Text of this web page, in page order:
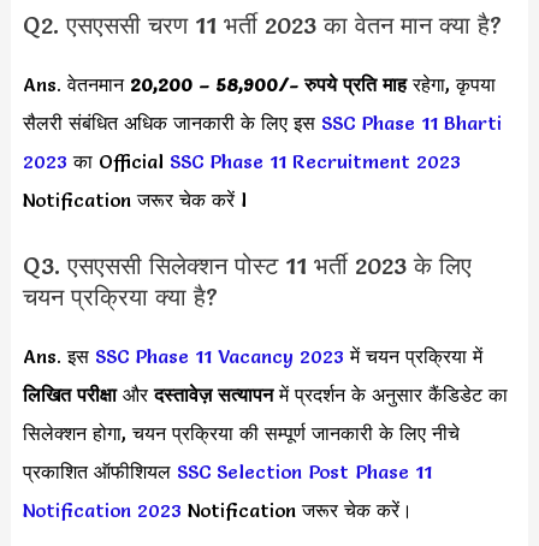
Q2. एसएससी चरण 11 भर्ती 2023 का वेतन मान क्या है?
Ans. वेतनमान 20,200 – 58,900/- रुपये प्रति माहरहेगा, कृपया
सैलरी संबंधित अधिक जानकारी के लिए इस SSC Phase 11 Bharti
2023 का Official SSC Phase 11 Recruitment 2023
Notification जरूर चेक करें l
Q3. एसएससी सिलेक्शन पोस्ट 11 भर्ती 2023 के लिए
चयन प्रक्रिया क्या है?
Ans. इस SSC Phase 11 Vacancy 2023 में चयन प्रक्रिया में
लिखित परीक्षाऔरदस्तावेज़ सत्यापन में प्रदर्शन के अनुसार कैंडिडेट का
सिलेक्शन होगा, चयन प्रक्रिया की सम्पूर्ण जानकारी के लिए नीचे
प्रकाशित ऑफीशियल SSC Selection Post Phase 11
Notification 2023 Notification जरूर चेक करें।